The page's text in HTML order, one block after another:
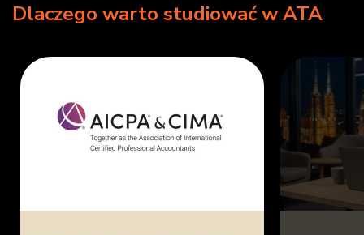
Dlaczego warto studiować w ATA